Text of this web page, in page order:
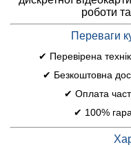
роботи
Переваги
✔ Перевірена
✔ Безкоштовна
✔ Оплата
✔ 100%